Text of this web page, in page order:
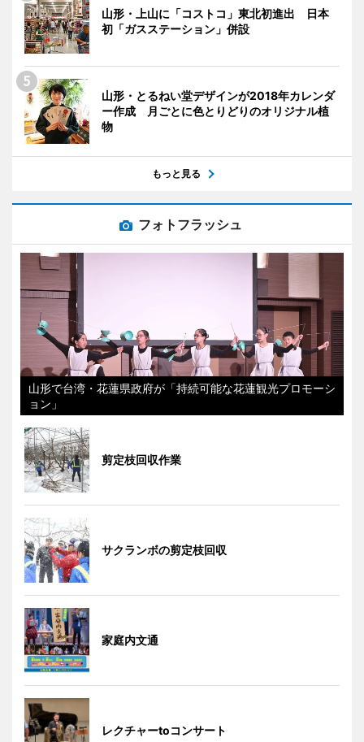
山形・上山に「コストコ」東北初進出 日本
初「ガスステーション」併設
山形・とるねい堂デザインが2018年カレンダ
ー作成 月ごとに色とりどりのオリジナル植
物
もっと見る
フォトフラッシュ
山形で台湾・花蓮県政府が「持続可能な花蓮観光プロモーシ
ョン」
剪定枝回収作業
サクランボの剪定枝回収
家庭内文通
レクチャーtoコンサート